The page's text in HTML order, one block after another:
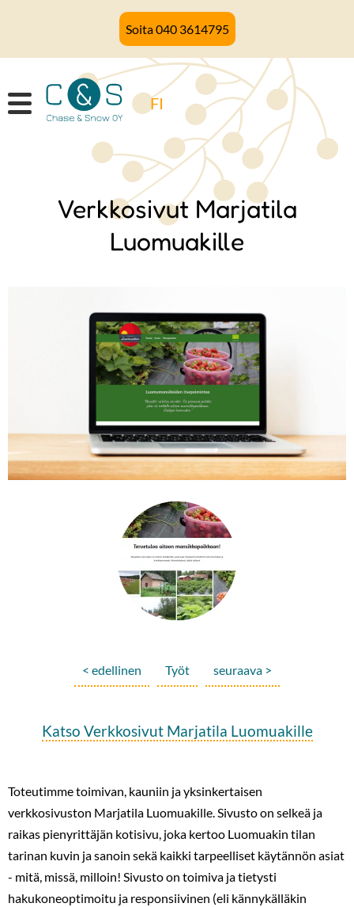
Soita 040 3614795
FI
Verkkosivut Marjatila
Luomuakille
< edellinen Työt seuraava >
Katso Verkkosivut Marjatila Luomuakille
Toteutimme toimivan, kauniin ja yksinkertaisen
verkkosivuston Marjatila Luomuakille. Sivusto on selkeä ja
raikas pienyrittäjän kotisivu, joka kertoo Luomuakin tilan
tarinan kuvin ja sanoin sekä kaikki tarpeelliset käytännön asiat
- mitä, missä, milloin! Sivusto on toimiva ja tietysti
hakukoneoptimoitu ja responsiivinen (eli kännykälläkin